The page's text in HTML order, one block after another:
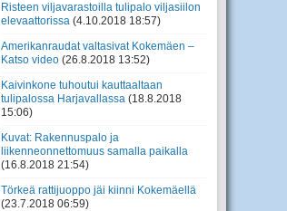
Risteen viljavarastoilla tulipalo viljasiilon
elevaattorissa (4.10.2018 18:57)
Amerikanraudat valtasivat Kokemäen –
Katso video (26.8.2018 13:52)
Kaivinkone tuhoutui kauttaaltaan
tulipalossa Harjavallassa (18.8.2018
15:06)
Kuvat: Rakennuspalo ja
liikenneonnettomuus samalla paikalla
(16.8.2018 21:54)
Törkeä rattijuoppo jäi kiinni Kokemäellä
(23.7.2018 06:59)